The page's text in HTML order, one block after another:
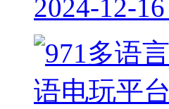
2024-12-16